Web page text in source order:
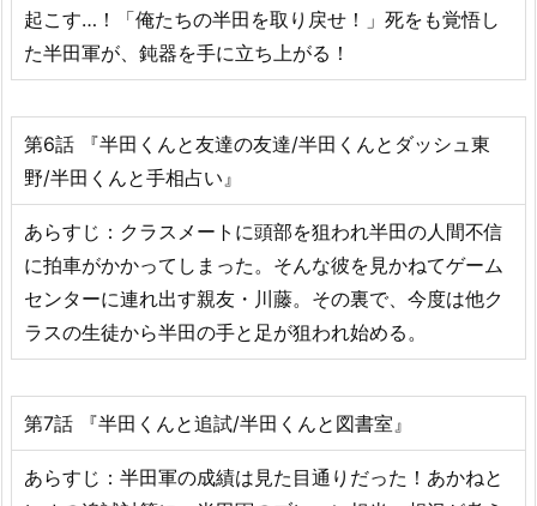
起こす…！「俺たちの半田を取り戻せ！」死をも覚悟し
た半田軍が、鈍器を手に立ち上がる！
第6話 『半田くんと友達の友達/半田くんとダッシュ東
野/半田くんと手相占い』
あらすじ：クラスメートに頭部を狙われ半田の人間不信
に拍車がかかってしまった。そんな彼を見かねてゲーム
センターに連れ出す親友・川藤。その裏で、今度は他ク
ラスの生徒から半田の手と足が狙われ始める。
第7話 『半田くんと追試/半田くんと図書室』
あらすじ：半田軍の成績は見た目通りだった！あかねと